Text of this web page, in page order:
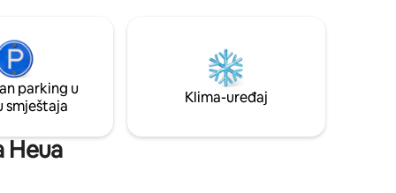
odmor. Dostupni su doručak i
svakodnevno pospremanje. Rezervišite
sada za miran boravak u Vang Viengu!
parking u
smještaja
Klima-uređaj
Heua